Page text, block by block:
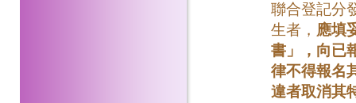
聯合登記分
生者， 應填
書」，向已
律不得報名
違者取消其